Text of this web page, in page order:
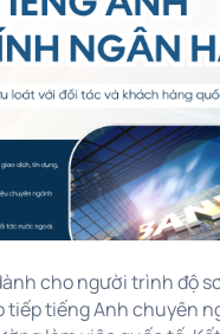
cho người trình độ
tiếp tiếng Anh chuyên